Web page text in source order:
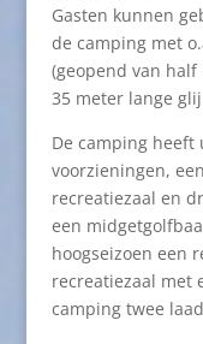
Gasten kunnen
de camping met
(geopend van
35 meter lange
De camping
voorzieningen,
recreatiezaal en
een
hoogseizoen een
recreatiezaal met
camping twee